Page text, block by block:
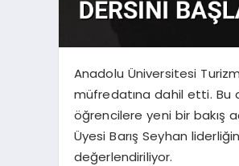
Anadolu Üniversitesi
müfredatına dahil etti. Bu
öğrencilere yeni bir bakış
Üyesi Barış Seyhan
değerlendiriliyor.